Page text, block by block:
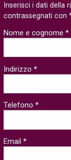
Inserisci i dati della
contrassegnati con
Nome e cognome *
Indirizzo *
Telefono *
Email *